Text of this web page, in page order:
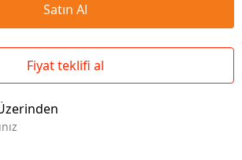
Satın Al
Fiyat teklifi al